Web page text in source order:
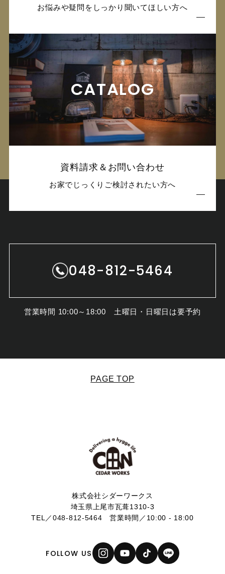
お悩みや疑問をしっかり聞いてほしい方へ
CATALOG
資料請求＆お問い合わせ
お家でじっくりご検討されたい方へ
048-812-5464
営業時間 10:00～18:00 土曜日・日曜日は要予約
PAGE TOP
株式会社シダーワークス
埼玉県上尾市瓦葺1310-3
TEL／048-812-5464 営業時間／10:00 - 18:00
FOLLOW US